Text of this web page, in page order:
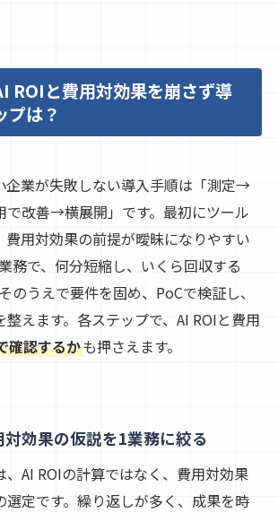
ROIと費用対効果を崩さず導
プは？
企業が失敗しない導入手順は「測定→
改善→横展開」です。最初にツール
費用対効果の前提が曖昧になりやすい
務で、何分短縮し、いくら回収する
のうえで要件を固め、PoCで検証し、
えます。各ステップで、AI ROIと費用
確認するかも押さえます。
効果の仮説を1業務に絞る
、AI ROIの計算ではなく、費用対効果
選定です。繰り返しが多く、成果を時